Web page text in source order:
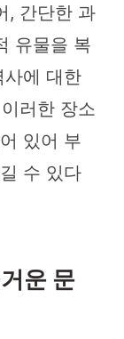
, 간단한 과
유물을 복
사에 대한
러한 장소
있어 부
수 있다
운 문